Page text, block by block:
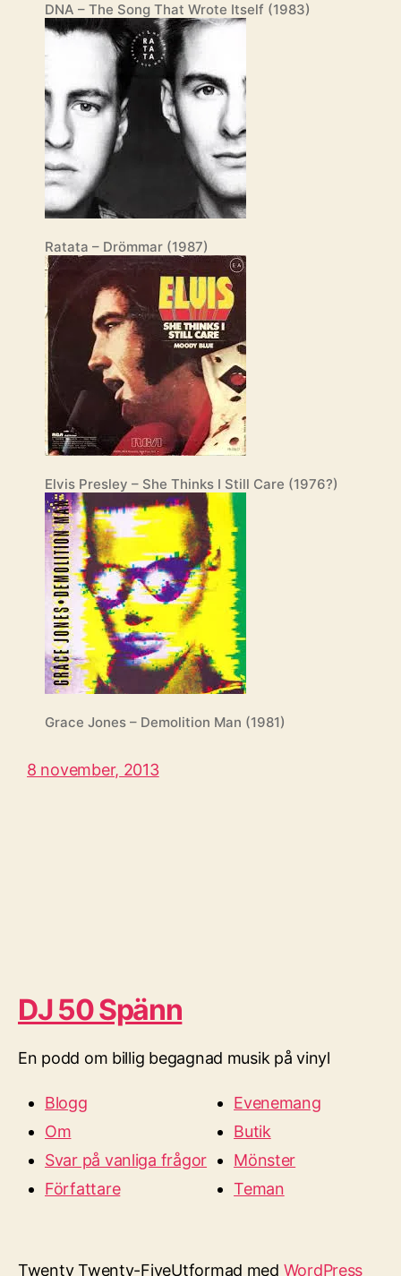
DNA – The Song That Wrote Itself (1983)
Ratata – Drömmar (1987)
Elvis Presley – She Thinks I Still Care (1976?)
Grace Jones – Demolition Man (1981)
8 november, 2013
DJ 50 Spänn
En podd om billig begagnad musik på vinyl
Blogg
Om
Svar på vanliga frågor
Författare
Evenemang
Butik
Mönster
Teman
Twenty Twenty-FiveUtformad med WordPress